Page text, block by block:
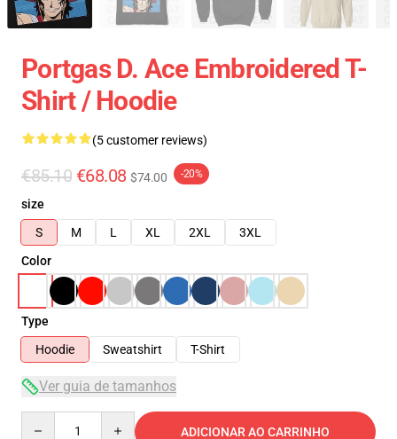
Portgas D. Ace Embroidered T-
Shirt / Hoodie
(5 customer reviews)
€85.10 €68.08 $74.00 -20%
size
S
M L XL 2XL
3XL
Color
Type
Hoodie
Sweatshirt T-Shirt
Ver guia de tamanhos
ADICIONAR AO CARRINHO